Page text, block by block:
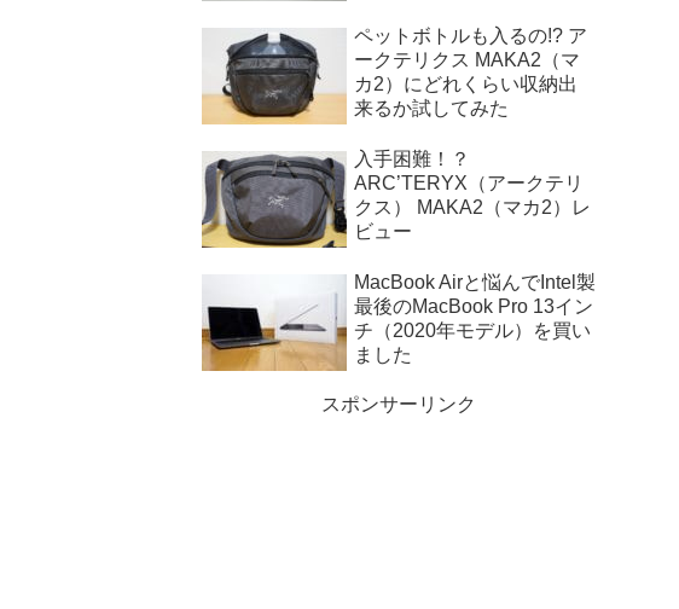
ペットボトルも入るの!? ア
ークテリクス MAKA2（マ
カ2）にどれくらい収納出
来るか試してみた
入手困難！？
ARC’TERYX（アークテリ
クス） MAKA2（マカ2）レ
ビュー
MacBook Airと悩んでIntel製
最後のMacBook Pro 13イン
チ（2020年モデル）を買い
ました
スポンサーリンク